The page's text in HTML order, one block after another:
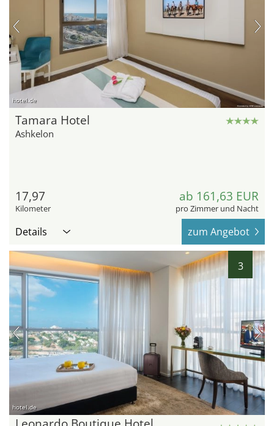
hotel.de
Tamara Hotel
Ashkelon
17,97
Kilometer
ab 161,63 EUR
pro Zimmer und Nacht
Details zum Angebot
3
hotel.de